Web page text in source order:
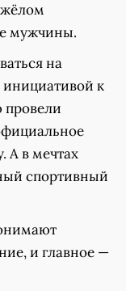
мужчины.
на
к
А в мечтах
спортивный
и главное —